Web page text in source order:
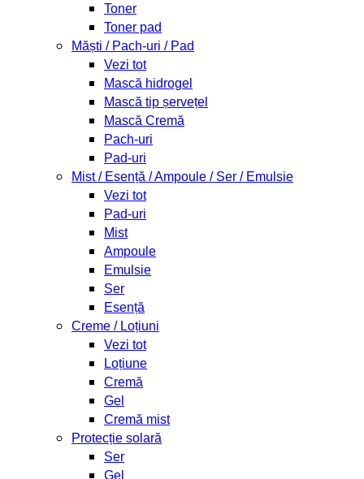
Toner
Toner pad
Măști / Pach-uri / Pad
Vezi tot
Mască hidrogel
Mască tip șervețel
Mască Cremă
Pach-uri
Pad-uri
Mist / Esență / Ampoule / Ser / Emulsie
Vezi tot
Pad-uri
Mist
Ampoule
Emulsie
Ser
Esență
Creme / Loțiuni
Vezi tot
Loțiune
Cremă
Gel
Cremă mist
Protecție solară
Ser
Gel